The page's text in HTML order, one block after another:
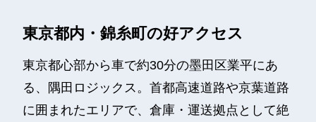
東京都内・錦糸町の好アクセス
東京都心部から車で約30分の墨田区業平にあ
る、隅田ロジックス。首都高速道路や京葉道路
に囲まれたエリアで、倉庫・運送拠点として絶